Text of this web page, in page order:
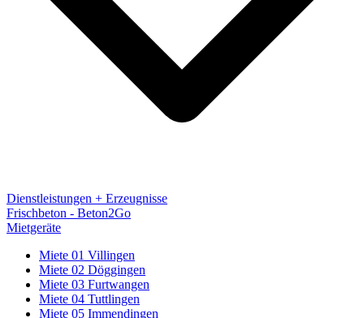
Dienstleistungen + Erzeugnisse
Frischbeton - Beton2Go
Mietgeräte
Miete 01 Villingen
Miete 02 Döggingen
Miete 03 Furtwangen
Miete 04 Tuttlingen
Miete 05 Immendingen